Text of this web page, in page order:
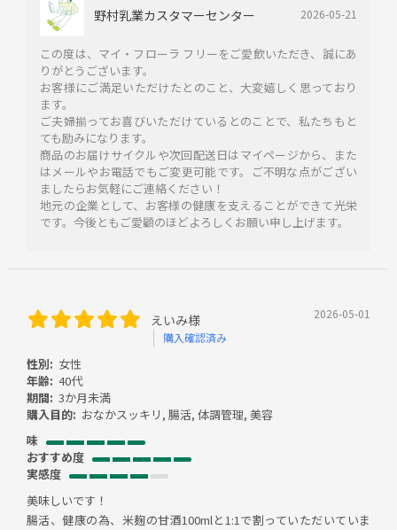
野村乳業カスタマーセンター 2026-05-21
この度は、マイ・フローラ フリーをご愛飲いただき、誠にあ
りがとうございます。
お客様にご満足いただけたとのこと、大変嬉しく思っており
ます。
ご夫婦揃ってお喜びいただけているとのことで、私たちもと
ても励みになります。
商品のお届けサイクルや次回配送日はマイページから、また
はメールやお電話でもご変更可能です。ご不明な点がござい
ましたらお気軽にご連絡ください！
地元の企業として、お客様の健康を支えることができて光栄
です。今後ともご愛顧のほどよろしくお願い申し上げます。
えいみ様
購入確認済み
2026-05-01
性別: 女性
年齢: 40代
期間: 3か月未満
購入目的: おなかスッキリ, 腸活, 体調管理, 美容
味
おすすめ度
実感度
美味しいです！
腸活、健康の為、米麹の甘酒100mlと1:1で割っていただいていま